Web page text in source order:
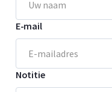
E-mail
Notitie